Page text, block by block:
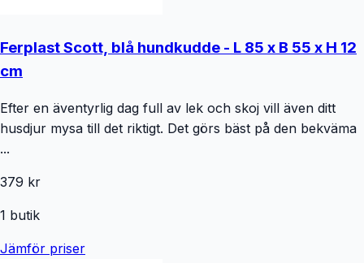
Ferplast Scott, blå hundkudde - L 85 x B 55 x H 12
cm
Efter en äventyrlig dag full av lek och skoj vill även ditt
husdjur mysa till det riktigt. Det görs bäst på den bekväma
...
379 kr
1 butik
Jämför priser